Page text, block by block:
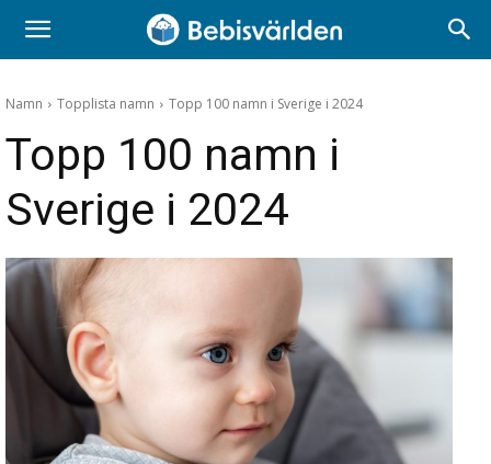
Namn Topplista namn Topp 100 namn i Sverige i 2024
Topp 100 namn i
Sverige i 2024